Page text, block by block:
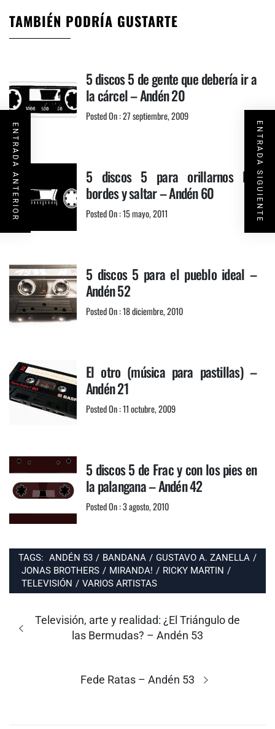
TAMBIÉN PODRÍA GUSTARTE
5 discos 5 de gente que debería ir a
la cárcel – Andén 20
Posted On : 27 septiembre, 2009
5 discos 5 para orillarnos los
bordes y saltar – Andén 60
Posted On : 15 mayo, 2011
5 discos 5 para el pueblo ideal –
Andén 52
Posted On : 18 diciembre, 2010
El otro (música para pastillas) –
Andén 21
Posted On : 11 octubre, 2009
5 discos 5 de Frac y con los pies en
la palangana – Andén 42
Posted On : 3 agosto, 2010
TAGS: ANDÉN 53 / BANDANA / GUSTAVO A. ZANELLA /
JONAS BROTHERS / MIRANDA! / RICKY MARTIN /
TELEVISIÓN / VARIOS ARTISTAS
entradas
Entrada
anterior:
Televisión, arte y realidad: ¿El Triángulo de
las Bermudas? – Andén 53
Entrada
Fede Ratas – Andén 53
ENTRADA ANTERIOR ENTRADA SIGUIENTE